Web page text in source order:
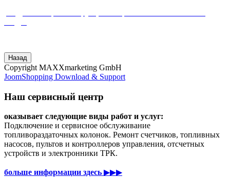
Copyright MAXXmarketing GmbH
JoomShopping Download & Support
Наш сервисный центр
оказывает следующие виды работ и услуг:
Подключение и сервисное обслуживание
топливораздаточных колонок. Ремонт счетчиков, топливных
насосов, пультов и контроллеров управления, отсчетных
устройств и электронники ТРК.
больше информации здесь ▶▶▶